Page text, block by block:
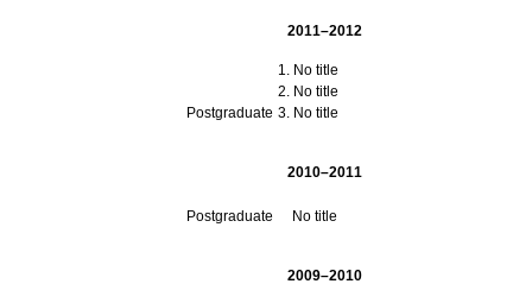
2011–2012
Postgraduate
No title
No title
No title
2010–2011
Postgraduate No title
2009–2010